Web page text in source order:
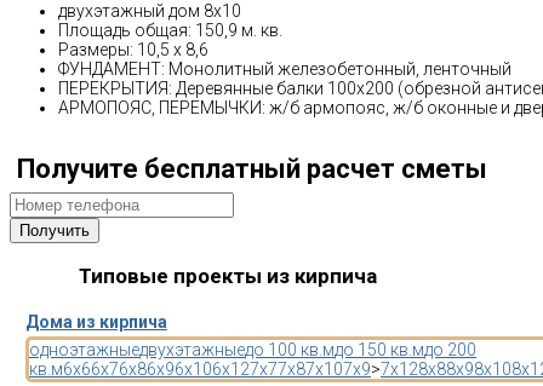
двухэтажный дом 8х10
Площадь общая: 150,9 м. кв.
Размеры: 10,5 x 8,6
ФУНДАМЕНТ: Монолитный железобетонный, ленточный
ПЕРЕКРЫТИЯ: Деревянные балки 100х200 (обрезной
АРМОПОЯС, ПЕРЕМЫЧКИ: ж/б армопояс, ж/б оконные и
Получите бесплатный расчет сметы
Типовые проекты из кирпича
Дома из кирпича
одноэтажныедвухэтажныедо 100 кв.мдо 150 кв.мдо 200
кв.м6x66x76x86x96x106x127x77x87x107x9>7x128x88x98x10